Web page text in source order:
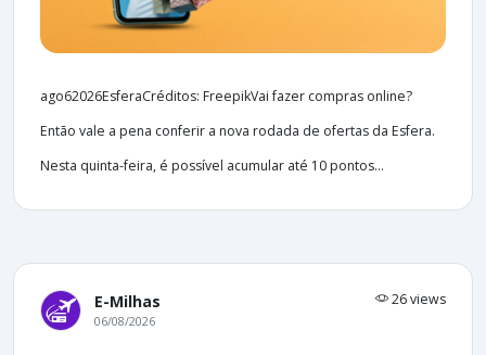
ago62026EsferaCréditos: FreepikVai fazer compras online?
Então vale a pena conferir a nova rodada de ofertas da Esfera.
Nesta quinta-feira, é possível acumular até 10 pontos...
E-Milhas 26 views
06/08/2026